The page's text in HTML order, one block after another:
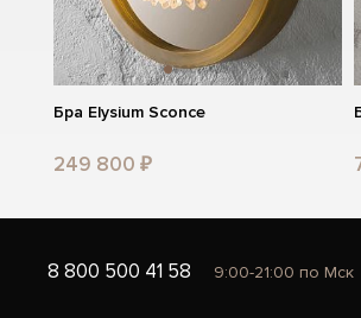
Бра Elysium Sconce
249 800 ₽
8 800 500 41 58 9:00-21:00 по Мск